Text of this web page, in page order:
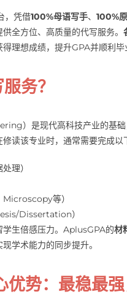
，凭借100%母语写手、 100%
全方位、高质量的代写服务。
想成绩，提升GPA并顺利毕
务？
）是现代高科技产业的基础
读该专业时，通常需要完成以
理）
等）
Dissertation）
学生倍感压力。AplusGPA的材
学术能力的同步提升。
势：最稳最